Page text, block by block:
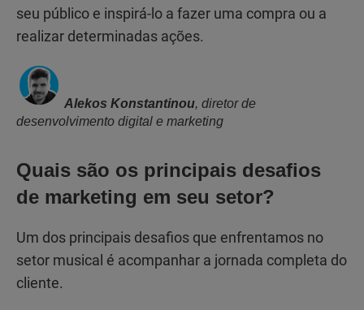
seu público e inspirá-lo a fazer uma compra ou a
realizar determinadas ações.
Alekos Konstantinou, diretor de
desenvolvimento digital e marketing
Quais são os principais desafios
de marketing em seu setor?
Um dos principais desafios que enfrentamos no
setor musical é acompanhar a jornada completa do
cliente.